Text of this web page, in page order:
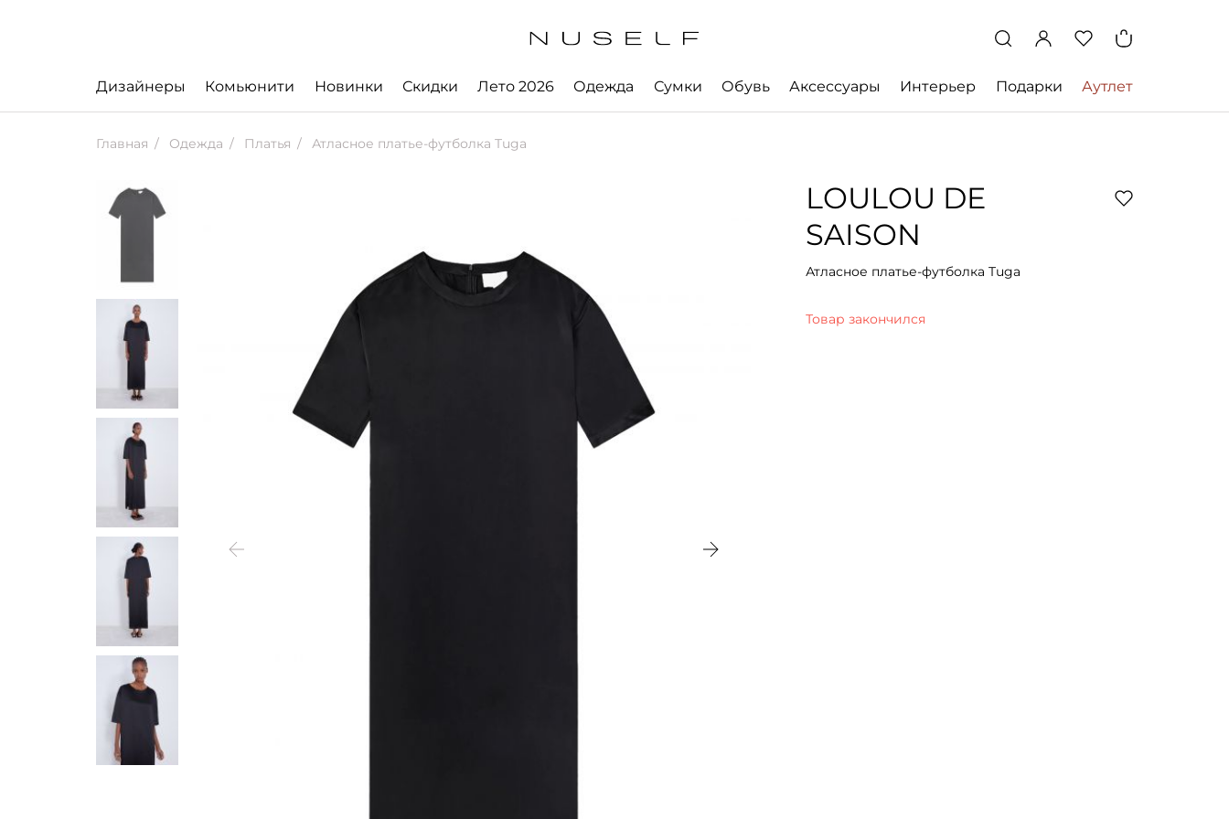
Дизайнеры Комьюнити Новинки Скидки Лето 2026 Одежда Сумки Обувь Аксессуары Интерьер Подарки Аутлет
Главная Одежда Платья Атласное платье-футболка Tuga
LOULOU DE
SAISON
Атласное платье-футболка Tuga
Товар закончился